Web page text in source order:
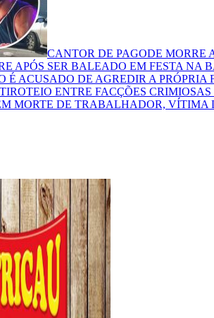
CANTOR DE PAGODE MORRE
MORTE DE TRABALHADOR, VÍTIMA